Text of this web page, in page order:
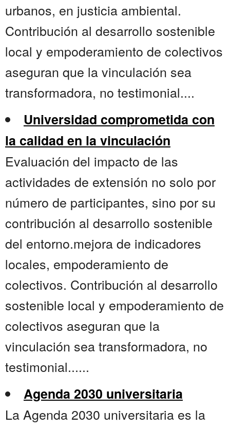
urbanos, en justicia ambiental.
Contribución al desarrollo sostenible
local y empoderamiento de colectivos
aseguran que la vinculación sea
transformadora, no testimonial....
Universidad comprometida con
la calidad en la vinculación
Evaluación del impacto de las
actividades de extensión no solo por
número de participantes, sino por su
contribución al desarrollo sostenible
del entorno.mejora de indicadores
locales, empoderamiento de
colectivos. Contribución al desarrollo
sostenible local y empoderamiento de
colectivos aseguran que la
vinculación sea transformadora, no
testimonial......
Agenda 2030 universitaria
La Agenda 2030 universitaria es la